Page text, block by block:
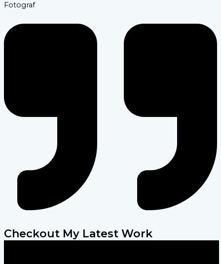
Fotograf
Checkout My Latest Work